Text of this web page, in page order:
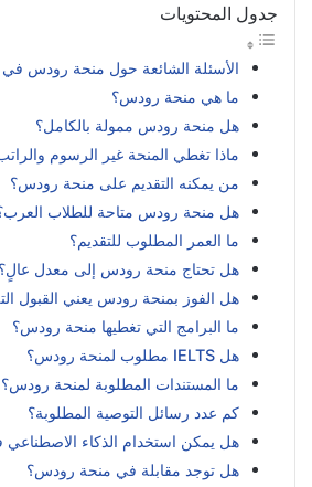
جدول المحتويات
الأسئلة الشائعة حول منحة رودس
ما هي منحة رودس؟
هل منحة رودس ممولة بالكامل؟
ماذا تغطي المنحة غير الرسوم
من يمكنه التقديم على منحة رودس؟
هل منحة رودس متاحة للطلاب
ما العمر المطلوب للتقديم؟
هل تحتاج منحة رودس إلى معدل عالٍ؟
هل الفوز بمنحة رودس يعني القبول
ما البرامج التي تغطيها منحة رودس؟
هل IELTS مطلوب لمنحة رودس؟
ما المستندات المطلوبة لمنحة رودس؟
كم عدد رسائل التوصية المطلوبة؟
هل يمكن استخدام الذكاء الاصطناعي
هل توجد مقابلة في منحة رودس؟